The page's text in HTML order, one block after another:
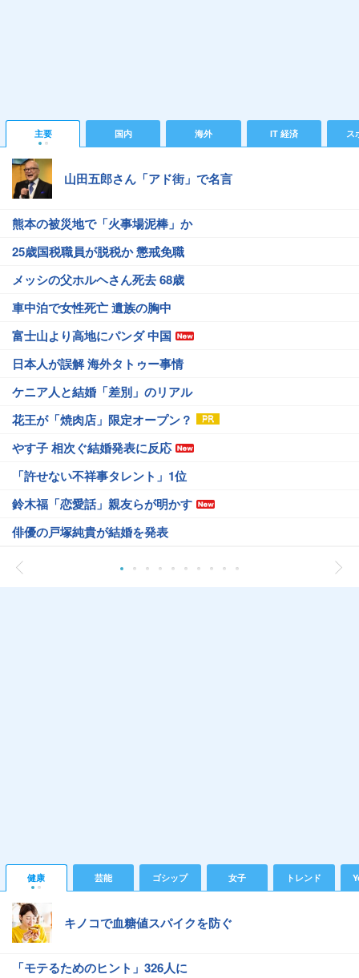
主要 国内 海外 IT 経済 ス
山田五郎さん「アド街」で名言
熊本の被災地で「火事場泥棒」か
25歳国税職員が脱税か 懲戒免職
メッシの父ホルヘさん死去 68歳
車中泊で女性死亡 遺族の胸中
富士山より高地にパンダ 中国
日本人が誤解 海外タトゥー事情
ケニア人と結婚「差別」のリアル
花王が「焼肉店」限定オープン？
やす子 相次ぐ結婚発表に反応
「許せない不祥事タレント」1位
鈴木福「恋愛話」親友らが明かす
俳優の戸塚純貴が結婚を発表
健康 芸能 ゴシップ 女子 トレンド
キノコで血糖値スパイクを防ぐ
「モテるためのヒント」326人に